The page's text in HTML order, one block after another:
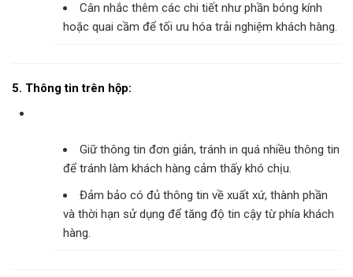
Cân nhắc thêm các chi tiết như phần bóng kính
hoặc quai cầm để tối ưu hóa trải nghiệm khách hàng.
5. Thông tin trên hộp:
Giữ thông tin đơn giản, tránh in quá nhiều thông tin
để tránh làm khách hàng cảm thấy khó chịu.
Đảm bảo có đủ thông tin về xuất xứ, thành phần
và thời hạn sử dụng để tăng độ tin cậy từ phía khách
hàng.